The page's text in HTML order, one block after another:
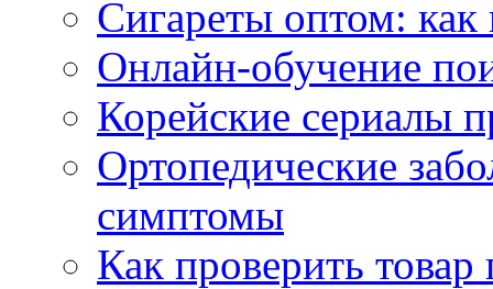
Сигареты оптом:
Онлайн-обучение
Корейские сериалы
Ортопедические
симптомы
Как проверить товар